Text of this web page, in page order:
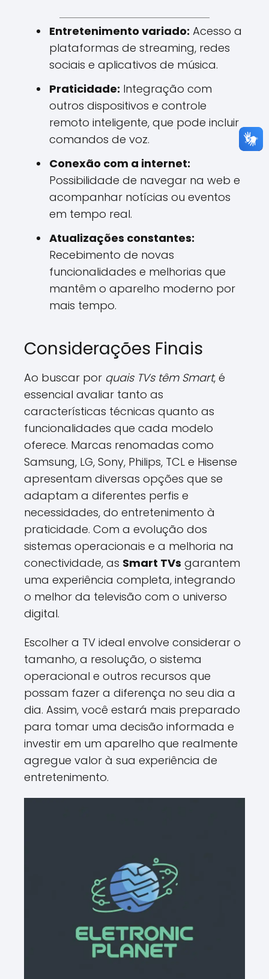
Entretenimento variado: Acesso a
plataformas de streaming, redes
sociais e aplicativos de música.
Praticidade: Integração com
outros dispositivos e controle
remoto inteligente, que pode incluir
comandos de voz.
Conexão com a internet:
Possibilidade de navegar na web e
acompanhar notícias ou eventos
em tempo real.
Atualizações constantes:
Recebimento de novas
funcionalidades e melhorias que
mantêm o aparelho moderno por
mais tempo.
Considerações Finais
Ao buscar por quais TVs têm Smart, é
essencial avaliar tanto as
características técnicas quanto as
funcionalidades que cada modelo
oferece. Marcas renomadas como
Samsung, LG, Sony, Philips, TCL e Hisense
apresentam diversas opções que se
adaptam a diferentes perfis e
necessidades, do entretenimento à
praticidade. Com a evolução dos
sistemas operacionais e a melhoria na
conectividade, as Smart TVs garantem
uma experiência completa, integrando
o melhor da televisão com o universo
digital.
Escolher a TV ideal envolve considerar o
tamanho, a resolução, o sistema
operacional e outros recursos que
possam fazer a diferença no seu dia a
dia. Assim, você estará mais preparado
para tomar uma decisão informada e
investir em um aparelho que realmente
agregue valor à sua experiência de
entretenimento.